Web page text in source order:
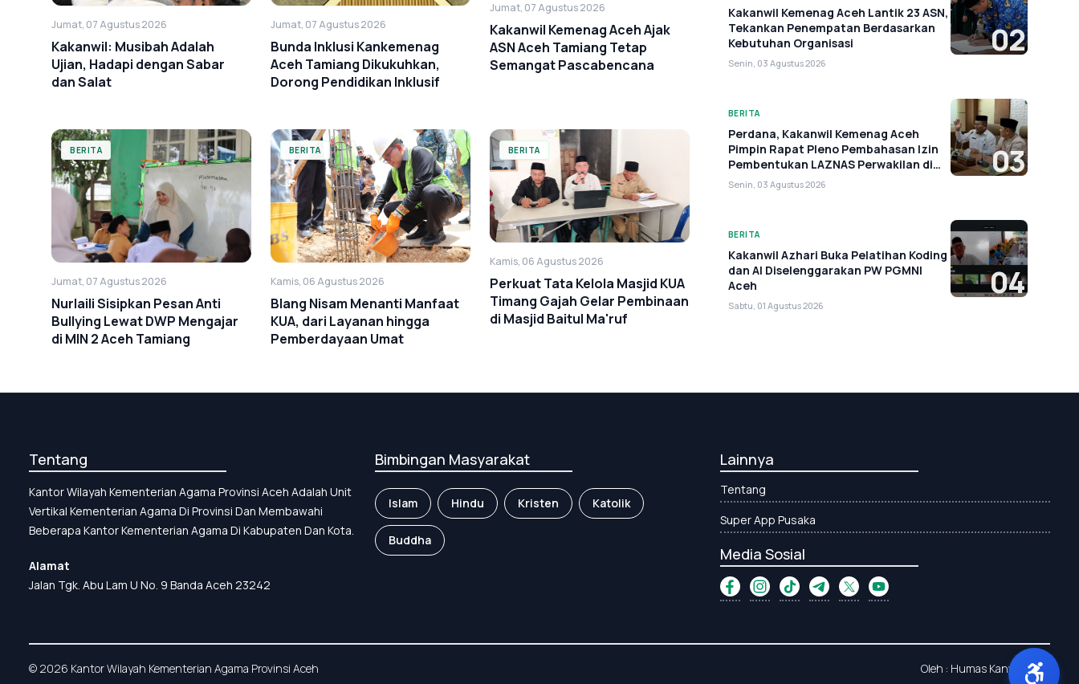
Jumat, 07 Agustus 2026
Kakanwil: Musibah Adalah
Ujian, Hadapi dengan Sabar
dan Salat
Jumat, 07 Agustus 2026
Bunda Inklusi Kankemenag
Aceh Tamiang Dikukuhkan,
Dorong Pendidikan Inklusif
Jumat, 07 Agustus 2026
Kakanwil Kemenag Aceh Ajak
ASN Aceh Tamiang Tetap
Semangat Pascabencana
BERITA
Jumat, 07 Agustus 2026
Nurlaili Sisipkan Pesan Anti
Bullying Lewat DWP Mengajar
di MIN 2 Aceh Tamiang
BERITA
Kamis, 06 Agustus 2026
Blang Nisam Menanti Manfaat
KUA, dari Layanan hingga
Pemberdayaan Umat
BERITA
Kamis, 06 Agustus 2026
Perkuat Tata Kelola Masjid KUA
Timang Gajah Gelar Pembinaan
di Masjid Baitul Ma'ruf
Kakanwil Kemenag Aceh Lantik 23 ASN,
Tekankan Penempatan Berdasarkan
Kebutuhan Organisasi
Senin, 03 Agustus 2026
02
BERITA
Perdana, Kakanwil Kemenag Aceh
Pimpin Rapat Pleno Pembahasan Izin
Pembentukan LAZNAS Perwakilan di
Aceh
Senin, 03 Agustus 2026
03
BERITA
Kakanwil Azhari Buka Pelatihan Koding
dan AI Diselenggarakan PW PGMNI
Aceh
Sabtu, 01 Agustus 2026
04
Tentang
Kantor Wilayah Kementerian Agama Provinsi Aceh Adalah Unit
Vertikal Kementerian Agama Di Provinsi Dan Membawahi
Beberapa Kantor Kementerian Agama Di Kabupaten Dan Kota.
Alamat
Jalan Tgk. Abu Lam U No. 9 Banda Aceh 23242
Bimbingan Masyarakat
Islam Hindu Kristen Katolik
Buddha
Lainnya
Tentang
Super App Pusaka
Media Sosial
© 2026 Kantor Wilayah Kementerian Agama Provinsi Aceh Oleh : Humas Kanwil Aceh